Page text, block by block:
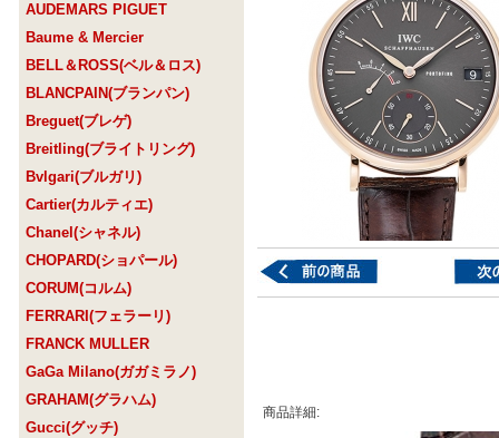
AUDEMARS PIGUET
Baume & Mercier
BELL＆ROSS(ベル＆ロス)
BLANCPAIN(ブランパン)
Breguet(ブレゲ)
Breitling(ブライトリング)
Bvlgari(ブルガリ)
Cartier(カルティエ)
Chanel(シャネル)
CHOPARD(ショパール)
CORUM(コルム)
FERRARI(フェラーリ)
FRANCK MULLER
GaGa Milano(ガガミラノ)
GRAHAM(グラハム)
Gucci(グッチ)
商品詳細: